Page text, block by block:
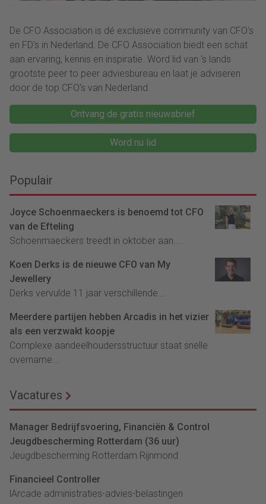
De CFO Association is dé exclusieve community van CFO's
en FD's in Nederland. De CFO Association biedt een schat
aan ervaring, kennis en inspiratie. Word lid van ‘s lands
grootste peer to peer adviesbureau en laat je adviseren
door de top CFO's van Nederland.
Ontvang de gratis nieuwsbrief
Word nu lid
Populair
Joyce Schoenmaeckers is benoemd tot CFO
van de Efteling
Schoenmaeckers treedt in oktober aan....
Koen Derks is de nieuwe CFO van My
Jewellery
Derks vervulde 11 jaar verschillende...
Meerdere partijen hebben Arcadis in het vizier
als een verzwakt koopje
Complexe aandeelhoudersstructuur staat snelle
overname...
Vacatures
Manager Bedrijfsvoering, Financiën & Control
Jeugdbescherming Rotterdam (36 uur)
Jeugdbescherming Rotterdam Rijnmond
Financieel Controller
lArcade administraties-advies-belastingen